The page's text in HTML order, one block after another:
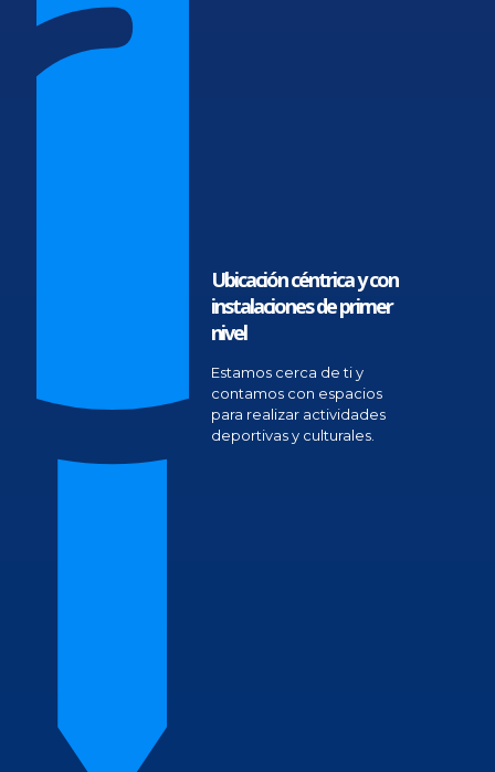
Ubicación céntrica y con
instalaciones de primer
nivel
Estamos cerca de ti y
contamos con espacios
para realizar actividades
deportivas y culturales.